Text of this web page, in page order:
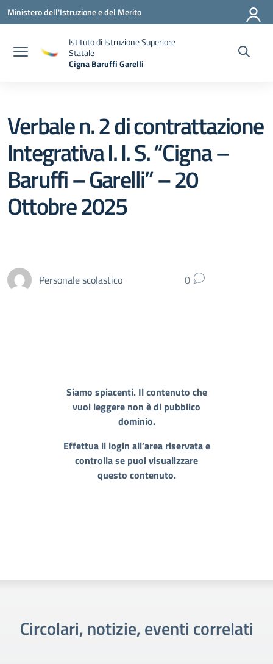
Vai ai contenuti
Vai al menu di navigazione
Vai al footer
Ministero dell'Istruzione e del Merito
Istituto di Istruzione Superiore
Statale
Cigna Baruffi Garelli
Verbale n. 2 di contrattazione
Integrativa I. I. S. “Cigna –
Baruffi – Garelli” – 20
Ottobre 2025
Personale scolastico 0
Siamo spiacenti. Il contenuto che
vuoi leggere non è di pubblico
dominio.
Effettua il login all’area riservata e
controlla se puoi visualizzare
questo contenuto.
Circolari, notizie, eventi correlati